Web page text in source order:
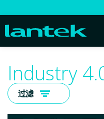
Industry
过滤